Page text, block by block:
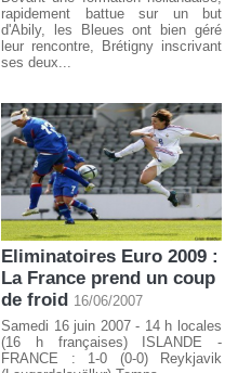
rapidement battue sur un but
d'Abily, les Bleues ont bien géré
leur rencontre, Brétigny inscrivant
ses deux...
Eliminatoires Euro 2009 :
La France prend un coup
de froid 16/06/2007
Samedi 16 juin 2007 - 14 h locales
(16 h françaises) ISLANDE -
FRANCE : 1-0 (0-0) Reykjavik